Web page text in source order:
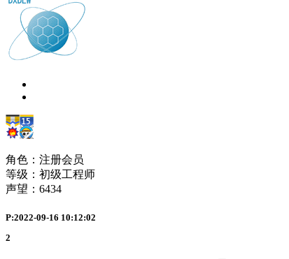
角色：注册会员
等级：初级工程师
声望： 6434
P:2022-09-16 10:12:02
2